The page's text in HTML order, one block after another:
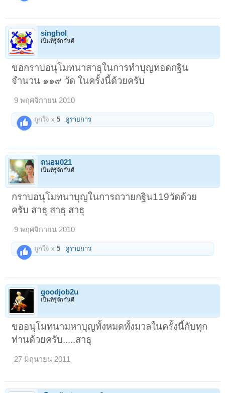
singhol
เป็นที่รู้จักกันดี
ขอกราบอนุโมทนาสาธุในการทำบุญทอดกฐิน
จำนวน ๑๑๙ วัด ในครั้งนี้ด้วยครับ
9 พฤศจิกายน 2010
ถูกใจ x5 ดูรายการ
ถนอม021
เป็นที่รู้จักกันดี
กราบอนุโมทนาบุญในการถวายกฐิน119วัดด้วย
ครับ สาธุ สาธุ สาธุ
9 พฤศจิกายน 2010
ถูกใจ x5 ดูรายการ
goodjob2u
เป็นที่รู้จักกันดี
ขออนุโมทนามหาบุญทั้งหมดทั้งมวลในครั้งนี้กับทุก
ท่านด้วยครับ.....สาธุ
27 มิถุนายน 2011